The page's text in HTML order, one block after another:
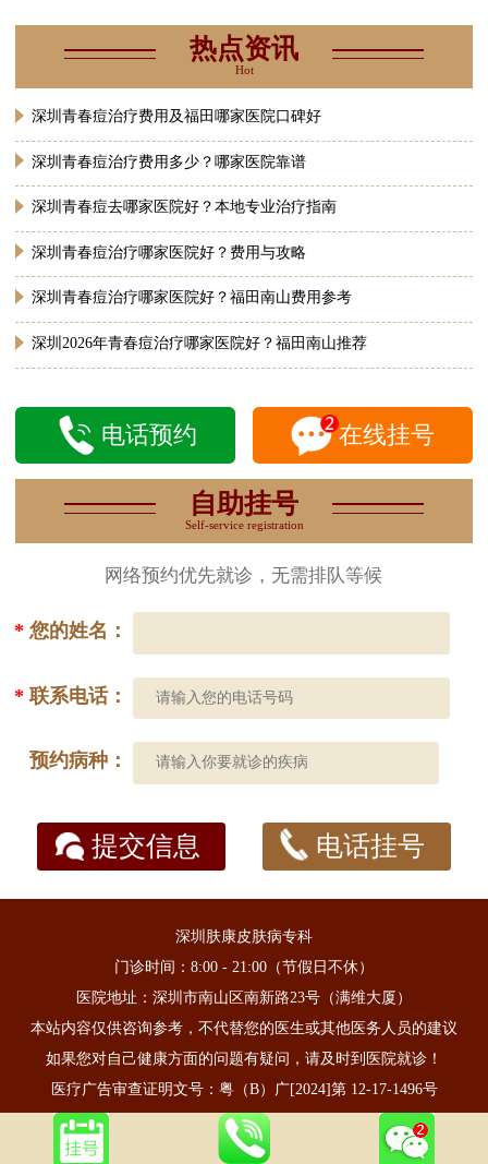
热点资讯
Hot
深圳青春痘治疗费用及福田哪家医院口碑好
深圳青春痘治疗费用多少？哪家医院靠谱
深圳青春痘去哪家医院好？本地专业治疗指南
深圳青春痘治疗哪家医院好？费用与攻略
深圳青春痘治疗哪家医院好？福田南山费用参考
深圳2026年青春痘治疗哪家医院好？福田南山推荐
电话预约 在线挂号
自助挂号
Self-service registration
网络预约优先就诊，无需排队等候
*您的姓名：
*联系电话：
预约病种：
提交信息 电话挂号
深圳肤康皮肤病专科
门诊时间：8:00 - 21:00（节假日不休）
医院地址：深圳市南山区南新路23号（满维大厦）
本站内容仅供咨询参考，不代替您的医生或其他医务人员的建议
如果您对自己健康方面的问题有疑问，请及时到医院就诊！
医疗广告审查证明文号：粤（B）广[2024]第 12-17-1496号